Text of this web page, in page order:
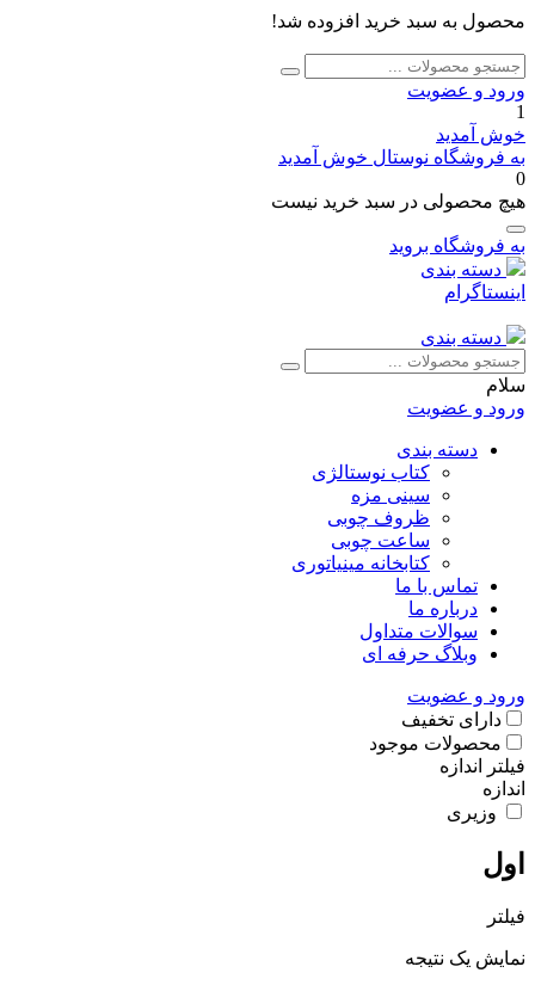
محصول به سبد خرید افزوده شد!
جستجو
برای:
جستجو
ورود و عضویت
1
خوش آمدید
به فروشگاه نوستال خوش آمدید
0
هیچ محصولی در سبد خرید نیست
به فروشگاه بروید
دسته بندی
اینستاگرام
دسته بندی
جستجو
برای:
جستجو
سلام
ورود و عضویت
دسته بندی
کتاب نوستالژی
سینی مزه
ظروف چوبی
ساعت چوبی
کتابخانه مینیاتوری
تماس با ما
درباره ما
سوالات متداول
وبلاگ حرفه ای
ورود و عضویت
دارای تخفیف
محصولات موجود
فیلتر اندازه
اندازه
وزیری
اول
فیلتر
نمایش یک نتیجه